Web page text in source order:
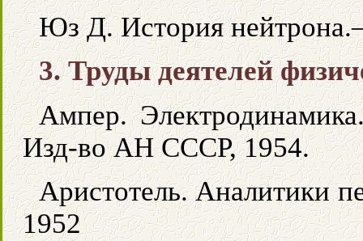
Юз Д. История
3. Труды деятелей
Ампер.
Изд-во АН СССР, 1954.
Аристотель. Аналитики
1952